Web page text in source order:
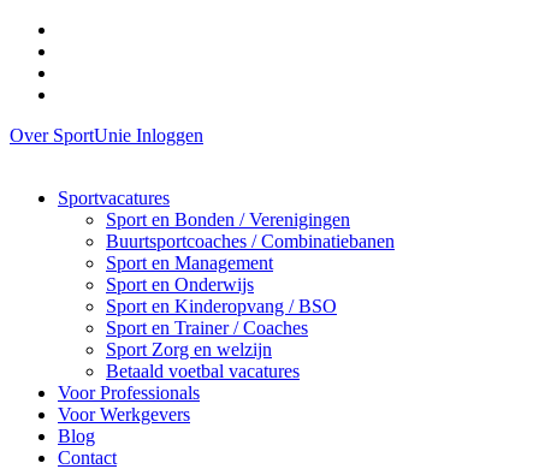
Over SportUnie Inloggen
Sportvacatures
Sport en Bonden / Verenigingen
Buurtsportcoaches / Combinatiebanen
Sport en Management
Sport en Onderwijs
Sport en Kinderopvang / BSO
Sport en Trainer / Coaches
Sport Zorg en welzijn
Betaald voetbal vacatures
Voor Professionals
Voor Werkgevers
Blog
Contact